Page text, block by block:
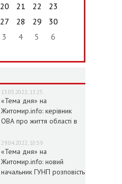
20 21 22
23
27 28 29
30
3 4 5 6
13.05.2022, 13:25
«Тема дня» на
Житомир.info: керівник
ОВА про життя області в
29.04.2022, 10:59
«Тема дня» на
Житомир.info: новий
начальник ГУНП розповість